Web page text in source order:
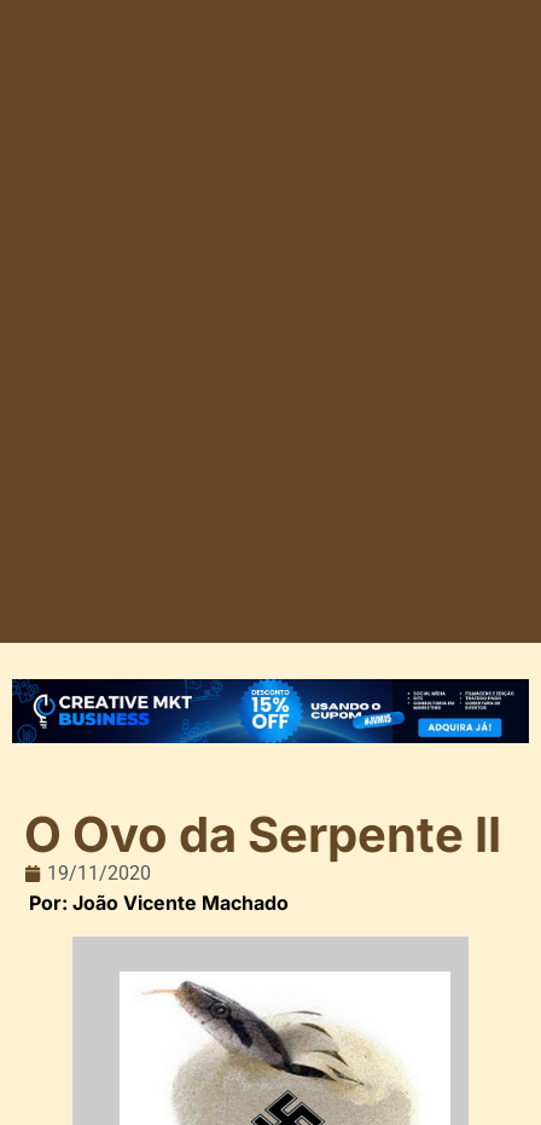
O Ovo da Serpente II
19/11/2020
Por: João Vicente Machado